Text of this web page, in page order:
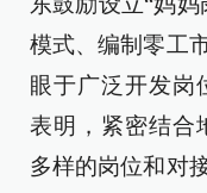
模式、编制零工
眼于广泛开发岗
表明，紧密结合
多样的岗位和对